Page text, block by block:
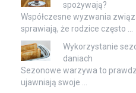
spożywają?
Współczesne wyzwania
sprawiają, że rodzice często …
Wykorzystanie
daniach
Sezonowe warzywa to
ujawniają swoje …